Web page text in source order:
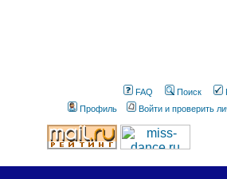
FAQ Поиск
Профиль
Войти и проверить